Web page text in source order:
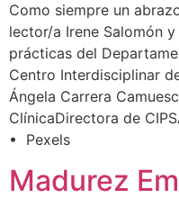
Como siempre un
lector/a Irene Salomón
prácticas del
Centro Interdisciplinar
Ángela Carrera
ClínicaDirectora de
• Pexels
Madurez